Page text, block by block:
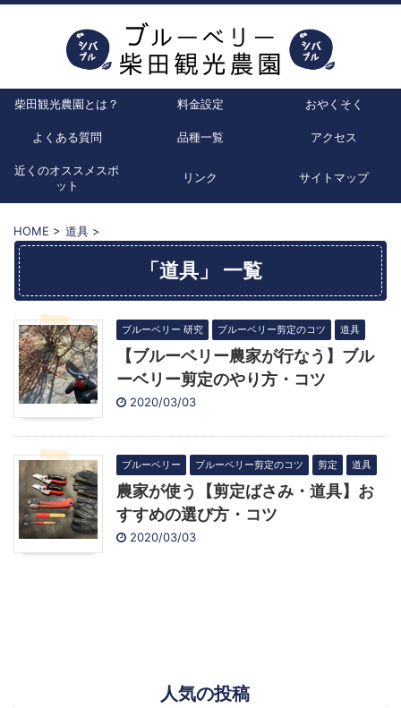
柴田観光農園とは？ 料金設定 おやくそく
よくある質問 品種一覧 アクセス
近くのオススメスポ
ット
リンク サイトマップ
HOME > 道具 >
「道具」 一覧
ブルーベリー 研究 ブルーベリー剪定のコツ 道具
【ブルーベリー農家が行なう】ブル
ーベリー剪定のやり方・コツ
2020/03/03
ブルーベリー ブルーベリー剪定のコツ 剪定 道具
農家が使う【剪定ばさみ・道具】お
すすめの選び方・コツ
2020/03/03
人気の投稿